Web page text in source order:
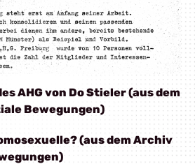
AHG von Do Stieler (aus dem
Bewegungen)
(aus dem Archiv